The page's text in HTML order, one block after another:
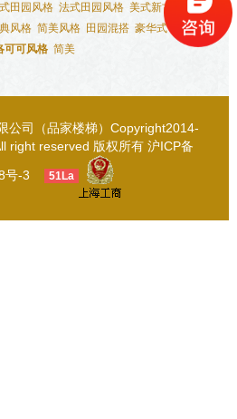
田园风格 法式田园风格 美式新古典风格
风格 简美风格 田园混搭 豪华式
可可风格 简美
公司（品家楼梯）Copyright2014-
right reserved 版权所有 沪ICP备
号-3 51La